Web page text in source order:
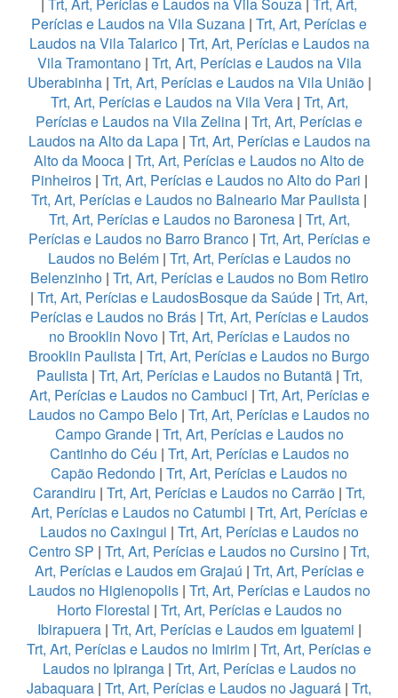
| Trt, Art, Perícias e Laudos na Vila Souza | Trt, Art,
Perícias e Laudos na Vila Suzana | Trt, Art, Perícias e
Laudos na Vila Talarico| Trt, Art, Perícias e Laudos na
Vila Tramontano| Trt, Art, Perícias e Laudos na Vila
Uberabinha| Trt, Art, Perícias e Laudos na Vila União|
Trt, Art, Perícias e Laudos na Vila Vera| Trt, Art,
Perícias e Laudos na Vila Zelina | Trt, Art, Perícias e
Laudos na Alto da Lapa| Trt, Art, Perícias e Laudos na
Alto da Mooca | Trt, Art, Perícias e Laudos no Alto de
Pinheiros| Trt, Art, Perícias e Laudos no Alto do Pari |
Trt, Art, Perícias e Laudos no Balneario Mar Paulista |
Trt, Art, Perícias e Laudos no Baronesa| Trt, Art,
Perícias e Laudos no Barro Branco| Trt, Art, Perícias e
Laudos no Belém| Trt, Art, Perícias e Laudos no
Belenzinho| Trt, Art, Perícias e Laudos no Bom Retiro
| Trt, Art, Perícias e LaudosBosque da Saúde | Trt, Art,
Perícias e Laudos no Brás| Trt, Art, Perícias e Laudos
no Brooklin Novo| Trt, Art, Perícias e Laudos no
Brooklin Paulista | Trt, Art, Perícias e Laudos no Burgo
Paulista| Trt, Art, Perícias e Laudos no Butantã| Trt,
Art, Perícias e Laudos no Cambuci | Trt, Art, Perícias e
Laudos no Campo Belo | Trt, Art, Perícias e Laudos no
Campo Grande| Trt, Art, Perícias e Laudos no
Cantinho do Céu | Trt, Art, Perícias e Laudos no
Capão Redondo | Trt, Art, Perícias e Laudos no
Carandiru | Trt, Art, Perícias e Laudos no Carrão | Trt,
Art, Perícias e Laudos no Catumbi | Trt, Art, Perícias e
Laudos no Caxingui | Trt, Art, Perícias e Laudos no
Centro SP | Trt, Art, Perícias e Laudos no Cursino | Trt,
Art, Perícias e Laudos em Grajaú | Trt, Art, Perícias e
Laudos no Higienopolis| Trt, Art, Perícias e Laudos no
Horto Florestal | Trt, Art, Perícias e Laudos no
Ibirapuera| Trt, Art, Perícias e Laudos em Iguatemi |
Trt, Art, Perícias e Laudos no Imirim | Trt, Art, Perícias e
Laudos no Ipiranga| Trt, Art, Perícias e Laudos no
Jabaquara | Trt, Art, Perícias e Laudos no Jaguará | Trt,